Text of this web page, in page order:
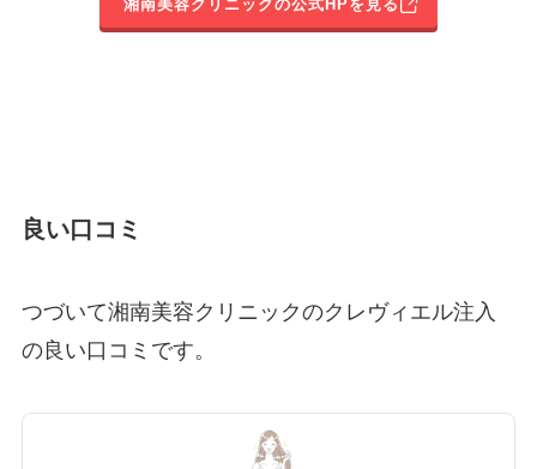
湘南美容クリニックの公式HPを見る
良い口コミ
つづいて湘南美容クリニックのクレヴィエル注入
の良い口コミです。